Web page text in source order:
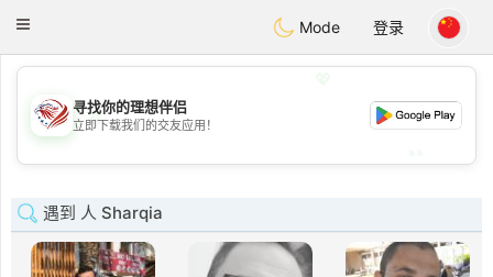
Dating
Toggle
Mode 登录
💖
💕
寻找你的理想伴侣
立即下载我们的交友应用！
遇到 人 Sharqia